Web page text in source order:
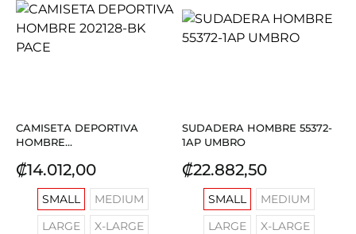
CAMISETA DEPORTIVA
HOMBRE...
Precio
₡14.012,00
SMALL
MEDIUM
LARGE
X-LARGE
SUDADERA HOMBRE 55372-
1AP UMBRO
Precio
₡22.882,50
SMALL
MEDIUM
LARGE
X-LARGE